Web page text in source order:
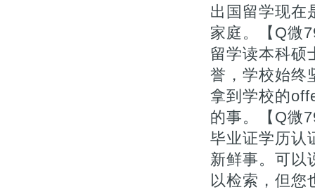
出国留学现在
家庭。【Q微
留学读本科硕
誉，学校始终
拿到学校的
的事。【Q微
毕业证学历认
新鲜事。可以
以检索，但您